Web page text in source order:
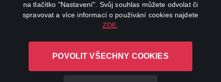
na tlačítko "Nastavení". Svůj souhlas můžete odvolat či
spravovat a více informací o používání cookies najdete
ZDE
POVOLIT VŠECHNY COOKIES
L-1246 Luxembourg R.C.S.